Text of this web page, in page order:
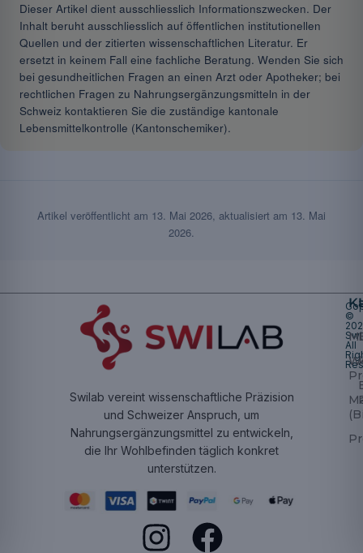
Dieser Artikel dient ausschliesslich Informationszwecken. Der
Inhalt beruht ausschliesslich auf öffentlichen institutionellen
Quellen und der zitierten wissenschaftlichen Literatur. Er
ersetzt in keinem Fall eine fachliche Beratung. Wenden Sie sich
bei gesundheitlichen Fragen an einen Arzt oder Apotheker; bei
rechtlichen Fragen zu Nahrungsergänzungsmitteln in der
Schweiz kontaktieren Sie die zuständige kantonale
Lebensmittelkontrolle (Kantonschemiker).
Artikel veröffentlicht am 13. Mai 2026, aktualisiert am 13. Mai
2026.
Swilab vereint wissenschaftliche Präzision
und Schweizer Anspruch, um
Nahrungsergänzungsmittel zu entwickeln,
die Ihr Wohlbefinden täglich konkret
unterstützen.
©
All